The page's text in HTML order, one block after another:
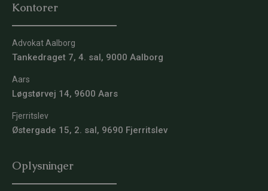
Kontorer
Advokat Aalborg
Tankedraget 7, 4. sal, 9000 Aalborg
Aars
Løgstørvej 14, 9600 Aars
Fjerritslev
Østergade 15, 2. sal, 9690 Fjerritslev
Oplysninger